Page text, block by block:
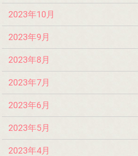
2023年10月
2023年9月
2023年8月
2023年7月
2023年6月
2023年5月
2023年4月